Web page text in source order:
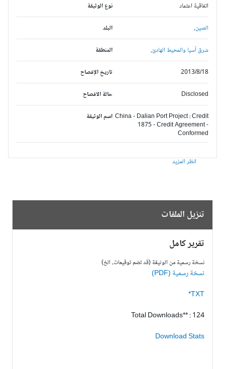
نوع الوثيقة اتفاقية اعتماد
البلد الصين,
المنطقة شرق آسيا والمحيط الهادئ,
تاريخ الإفصاح 2013/8/18
حالة الافصاح Disclosed
اسم الوثيقة China - Dalian Port Project : Credit
1875 - Credit Agreement -
Conformed
انظر المزيد
تنزيل الملفات
تقرير كامل
نسخة رسمية من الوثيقة (قد تضم توقيعات، الخ)
نسخة رسمية (PDF)
TXT*
Total Downloads** : 124
Download Stats